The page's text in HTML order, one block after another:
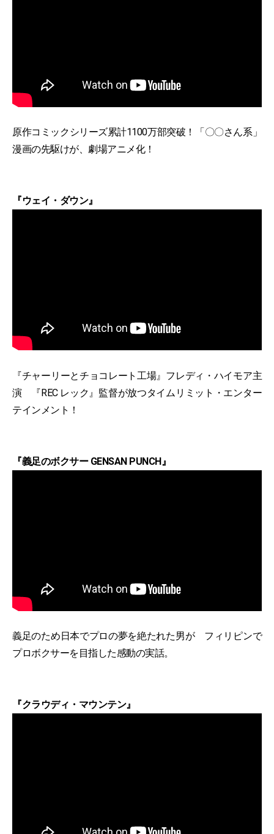
原作コミックシリーズ累計1100万部突破！「〇〇さん系」
漫画の先駆けが、劇場アニメ化！
『ウェイ・ダウン』
『チャーリーとチョコレート工場』フレディ・ハイモア主
演 『REC レック』監督が放つタイムリミット・エンター
テインメント！
『義足のボクサー GENSAN PUNCH』
義足のため日本でプロの夢を絶たれた男が フィリピンで
プロボクサーを目指した感動の実話。
『クラウディ・マウンテン』